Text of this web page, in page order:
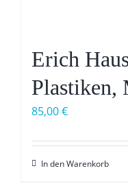
Erich
Plastiken,
85,00€
In den Warenkorb